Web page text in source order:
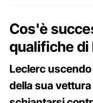
Cos'è
qualifiche di
Leclerc
della sua